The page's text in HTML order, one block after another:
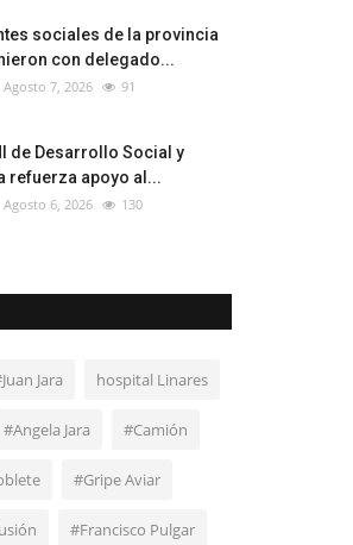
sociales de la provincia
con delegado...
Agosto 7, 2026 91
de Desarrollo Social y
refuerza apoyo al...
Agosto 6, 2026 130
Jara hospital Linares
#Angela Jara #Camión
#Gripe Aviar
#Francisco Pulgar